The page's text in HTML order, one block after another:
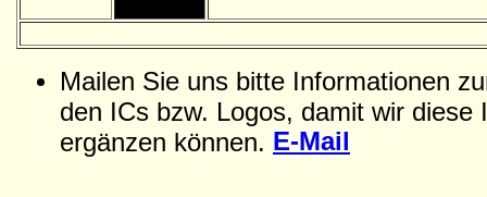
Mailen Sie uns bitte Informationen
den ICs bzw. Logos, damit wir diese
ergänzen können. E-Mail